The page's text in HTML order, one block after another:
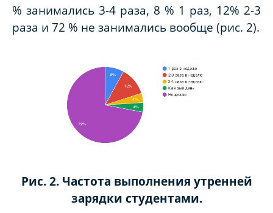
% занимались 3-4 раза, 8 % 1 раз, 12% 2-3
раза и 72 % не занимались вообще (рис. 2).
Рис. 2. Частота выполнения утренней
зарядки студентами.